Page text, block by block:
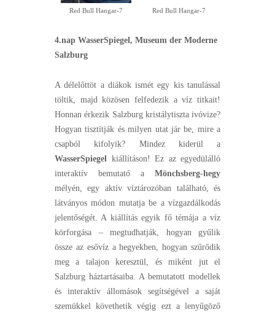
Red Bull Hangar-7 Red Bull Hangar-7
4.nap WasserSpiegel, Museum der Moderne
Salzburg
A délelőttöt a diákok ismét egy kis tanulással
töltik, majd közösen felfedezik a víz titkait!
Honnan érkezik Salzburg kristálytiszta ivóvize?
Hogyan tisztítják és milyen utat jár be, mire a
csapból kifolyik? Mindez kiderül a
WasserSpiegel
kiállításon! Ez az egyedülálló
interaktív bemutató a Mönchsberg-hegy
mélyén, egy aktív víztározóban található, és
látványos módon mutatja be a vízgazdálkodás
jelentőségét. A kiállítás egyik fő témája a víz
körforgása – megtudhatják, hogyan gyűlik
össze az esővíz a hegyekben, hogyan szűrődik
meg a talajon keresztül, és miként jut el
Salzburg háztartásaiba. A bemutatott modellek
és interaktív állomások segítségével a saját
szemükkel követhetik végig ezt a lenyűgöző